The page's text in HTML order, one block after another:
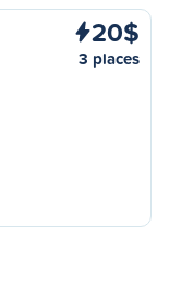
20$
3 places